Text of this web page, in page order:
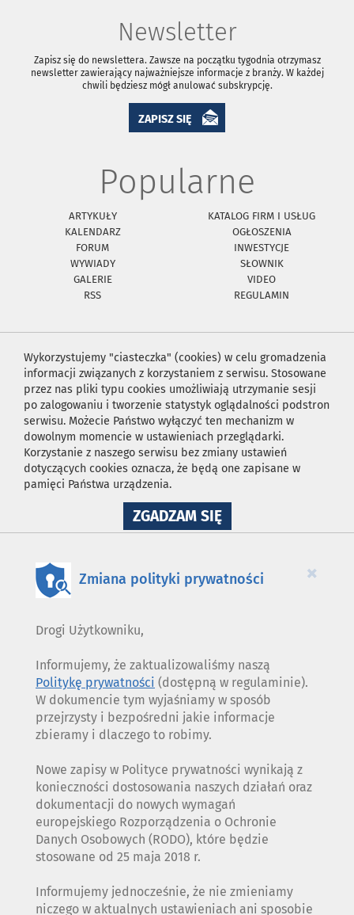
Newsletter
Zapisz się do newslettera. Zawsze na początku tygodnia otrzymasz
newsletter zawierający najważniejsze informacje z branży. W każdej
chwili będziesz mógł anulować subskrypcję.
ZAPISZ SIĘ
Popularne
ARTYKUŁY
KATALOG FIRM I USŁUG
KALENDARZ
OGŁOSZENIA
FORUM
INWESTYCJE
WYWIADY
SŁOWNIK
GALERIE
VIDEO
RSS
REGULAMIN
Wykorzystujemy "ciasteczka" (cookies) w celu gromadzenia
informacji związanych z korzystaniem z serwisu. Stosowane
przez nas pliki typu cookies umożliwiają utrzymanie sesji
po zalogowaniu i tworzenie statystyk oglądalności podstron
serwisu. Możecie Państwo wyłączyć ten mechanizm w
dowolnym momencie w ustawieniach przeglądarki.
Korzystanie z naszego serwisu bez zmiany ustawień
dotyczących cookies oznacza, że będą one zapisane w
pamięci Państwa urządzenia.
ZGADZAM SIĘNA
WYKORZYSTANIE
×
Zmiana polityki prywatności
Drogi Użytkowniku,
Informujemy, że zaktualizowaliśmy naszą
Politykę prywatności (dostępną w regulaminie).
W dokumencie tym wyjaśniamy w sposób
przejrzysty i bezpośredni jakie informacje
zbieramy i dlaczego to robimy.
Nowe zapisy w Polityce prywatności wynikają z
konieczności dostosowania naszych działań oraz
dokumentacji do nowych wymagań
europejskiego Rozporządzenia o Ochronie
Danych Osobowych (RODO), które będzie
stosowane od 25 maja 2018 r.
Informujemy jednocześnie, że nie zmieniamy
niczego w aktualnych ustawieniach ani sposobie